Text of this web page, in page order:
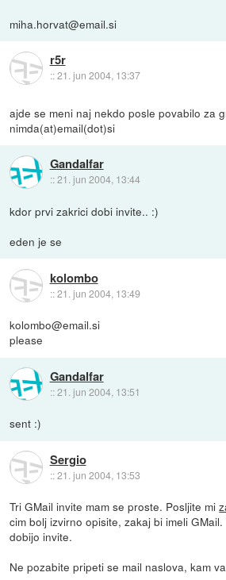
miha.horvat@email.si
r5r
::21. jun 2004, 13:37
ajde se meni naj nekdo posle povabilo za
nimda(at)email(dot)si
Gandalfar
::21. jun 2004, 13:44
kdor prvi zakrici dobi invite.. :)
eden je se
kolombo
::21. jun 2004, 13:49
kolombo@email.si
please
Gandalfar
::21. jun 2004, 13:51
sent :)
Sergio
::21. jun 2004, 13:53
Tri GMail invite mam se proste. Posljite mi
cim bolj izvirno opisite, zakaj bi imeli
dobijo invite.
Ne pozabite pripeti se mail naslova, kam